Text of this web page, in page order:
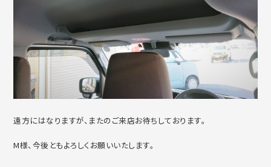
遠方にはなりますが、またのご来店お待ちしております。
M様、今後ともよろしくお願いいたします。